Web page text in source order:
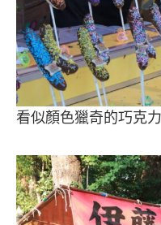
看似顏色獵奇的巧克